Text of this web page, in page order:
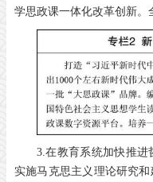
学思政课一体化改革创新。
3.在教育系统加快推
实施马克思主义理论研究